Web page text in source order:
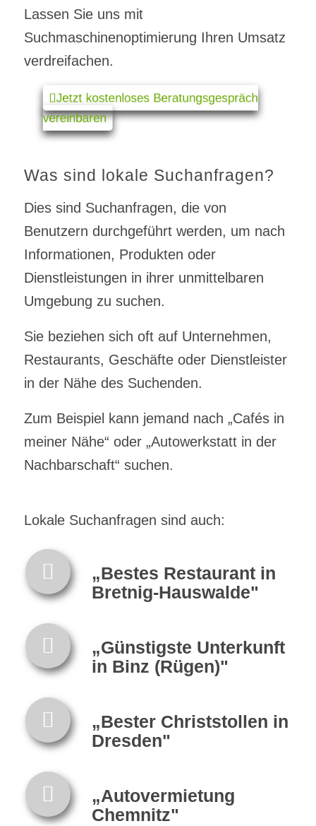
Lassen Sie uns mit
Suchmaschinenoptimierung Ihren Umsatz
verdreifachen.
Jetzt kostenloses Beratungsgespräch
vereinbaren
Was sind lokale Suchanfragen?
Dies sind Suchanfragen, die von
Benutzern durchgeführt werden, um nach
Informationen, Produkten oder
Dienstleistungen in ihrer unmittelbaren
Umgebung zu suchen.
Sie beziehen sich oft auf Unternehmen,
Restaurants, Geschäfte oder Dienstleister
in der Nähe des Suchenden.
Zum Beispiel kann jemand nach „Cafés in
meiner Nähe“ oder „Autowerkstatt in der
Nachbarschaft“ suchen.
Lokale Suchanfragen sind auch:
„Bestes Restaurant in
Bretnig-Hauswalde"
„Günstigste Unterkunft
in Binz (Rügen)"
„Bester Christstollen in
Dresden"
„Autovermietung
Chemnitz"